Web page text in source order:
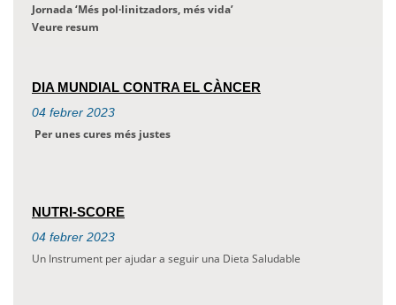
Jornada ‘Més pol·linitzadors, més vida’
Veure resum
DIA MUNDIAL CONTRA EL CÀNCER
04 febrer 2023
Per unes cures més justes
NUTRI-SCORE
04 febrer 2023
Un Instrument per ajudar a seguir una Dieta Saludable